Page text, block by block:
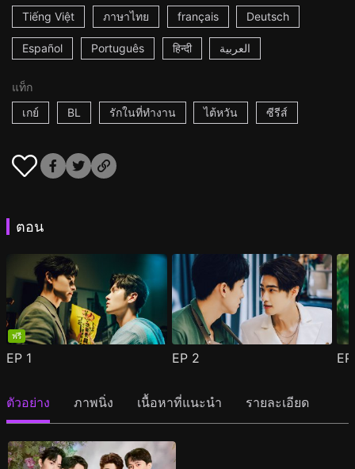
Tiếng Việt ภาษาไทย français Deutsch
Español Português हिन्दी العربية
แท็ก
เกย์
BL รักในที่ทำงาน ไต้หวัน ซีรีส์
ตอน
ฟรี
EP 1 EP 2
ตัวอย่าง ภาพนิ่ง เนื้อหาที่แนะนำ รายละเอียด